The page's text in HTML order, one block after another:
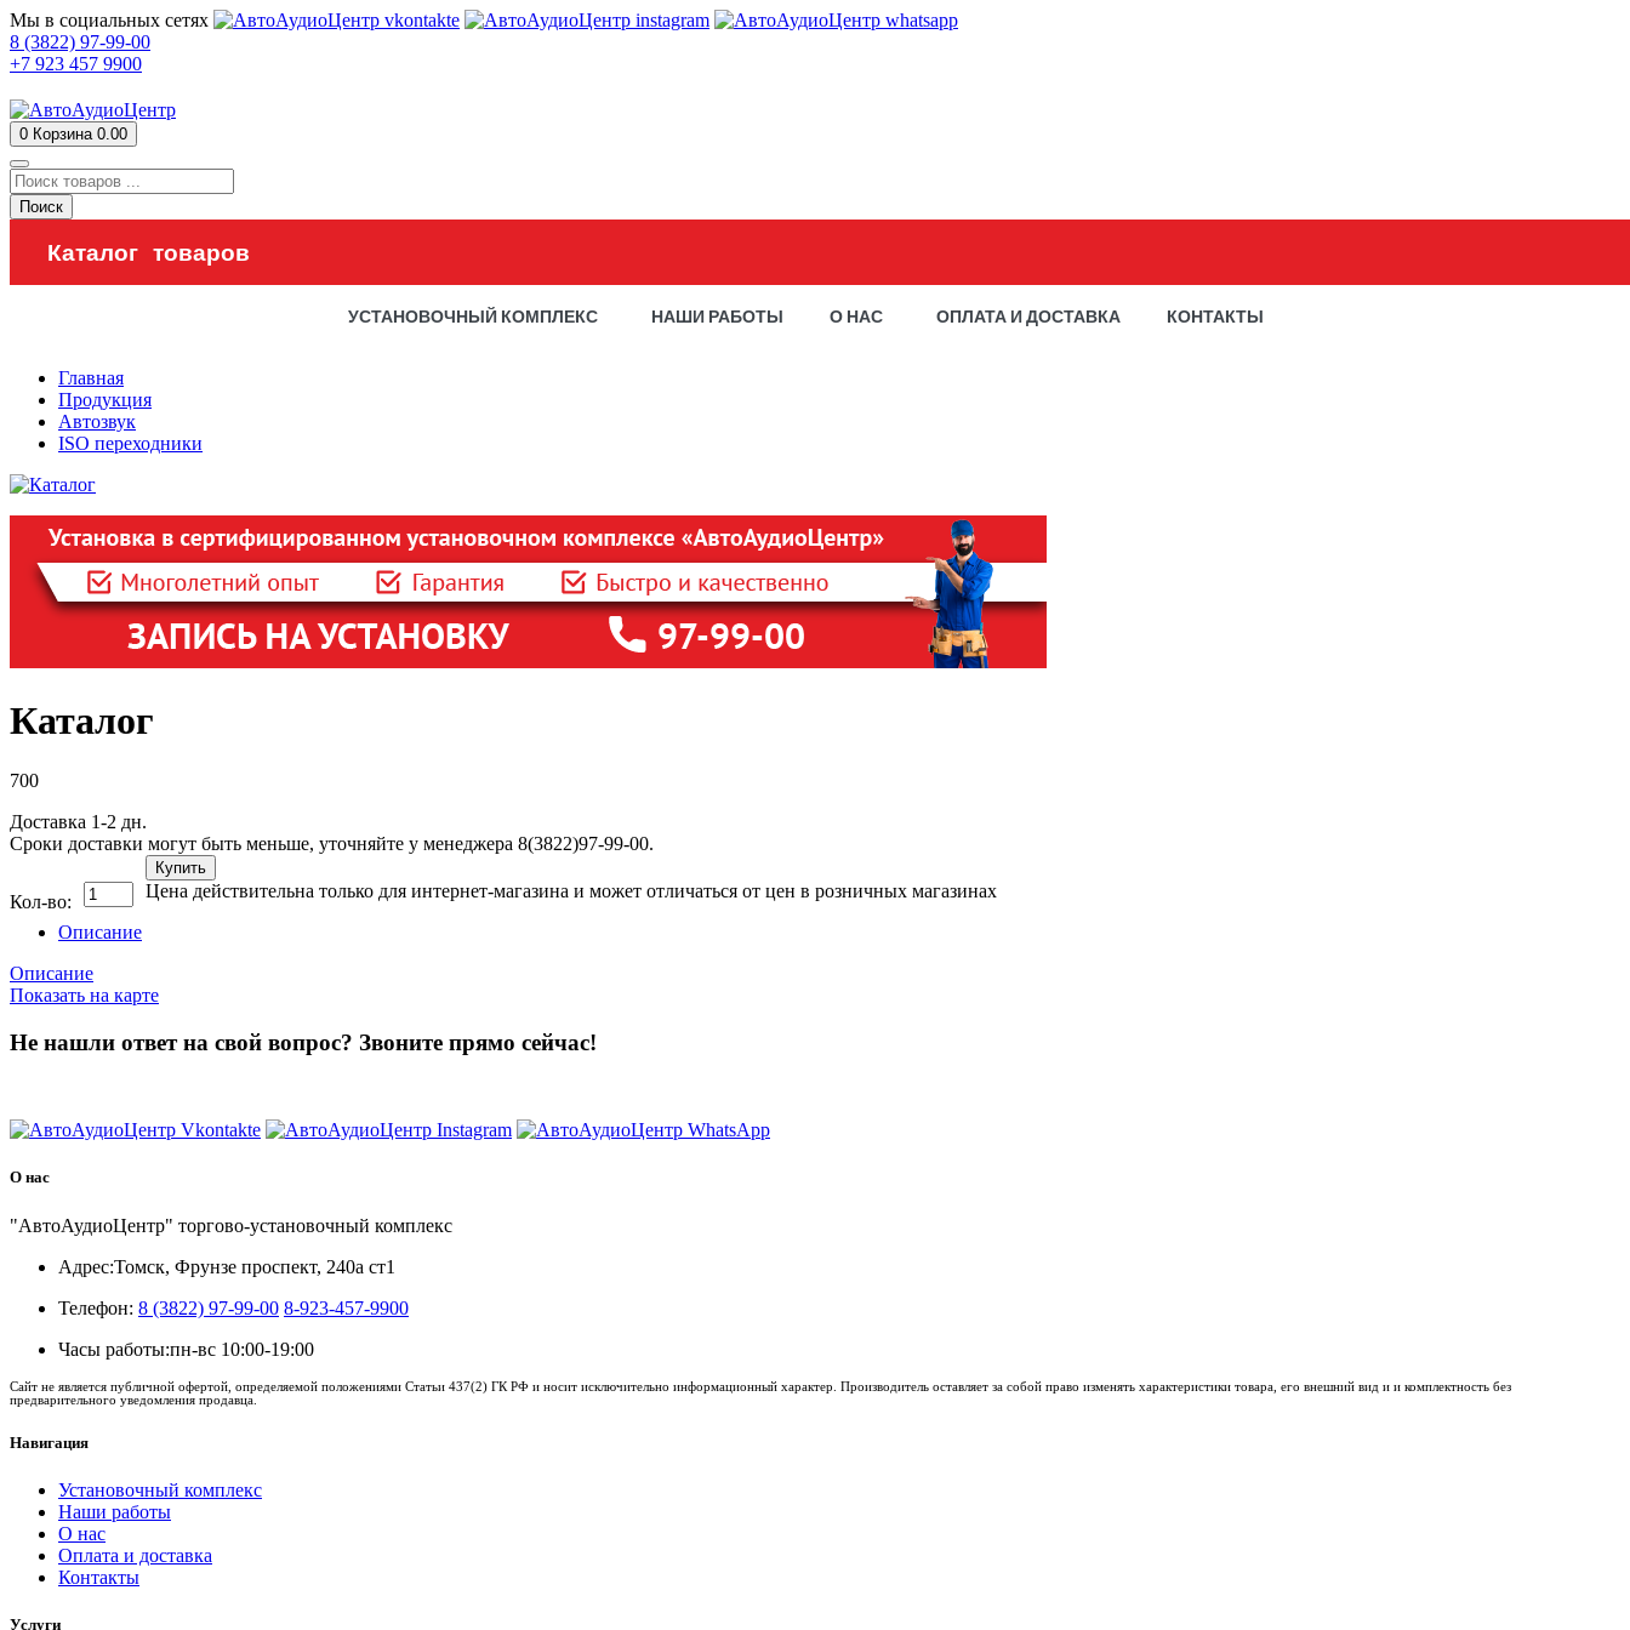
Мы в социальных сетях
8 (3822) 97-99-00
+7 923 457 9900
0 Корзина 0.00
Поиск
Каталог товаров
УСТАНОВОЧНЫЙ КОМПЛЕКС НАШИ РАБОТЫ О НАС ОПЛАТА И ДОСТАВКА КОНТАКТЫ
Главная
Продукция
Автозвук
ISO переходники
Каталог
700
Доставка 1-2 дн.
Сроки доставки могут быть меньше, уточняйте у менеджера 8(3822)97-99-00.
Кол-во:
Купить
Цена действительна только для интернет-магазина и может отличаться от цен в розничных магазинах
Описание
Описание
Показать на карте
Не нашли ответ на свой вопрос? Звоните прямо сейчас!
О нас
"АвтоАудиоЦентр" торгово-установочный комплекс
Адрес:Томск, Фрунзе проспект, 240а ст1
Телефон: 8 (3822) 97-99-00 8-923-457-9900
Часы работы:пн-вс 10:00-19:00
Сайт не является публичной офертой, определяемой положениями Статьи 437(2) ГК РФ и носит исключительно информационный характер. Производитель оставляет за собой право изменять характеристики товара, его внешний вид и и комплектность без
предварительного уведомления продавца.
Навигация
Установочный комплекс
Наши работы
О нас
Оплата и доставка
Контакты
Услуги